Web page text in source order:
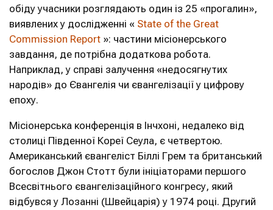
обіду учасники розглядають один із 25 «прогалин»,
виявлених у дослідженні « State of the Great
Commission Report »: частини місіонерського
завдання, де потрібна додаткова робота.
Наприклад, у справі залучення «недосягнутих
народів» до Євангелія чи євангелізації у цифрову
епоху.
Місіонерська конференція в Інчхоні, недалеко від
столиці Південної Кореї Сеула, є четвертою.
Американський євангеліст Біллі Грем та британський
богослов Джон Стотт були ініціаторами першого
Всесвітнього євангелізаційного конгресу, який
відбувся у Лозанні (Швейцарія) у 1974 році. Другий